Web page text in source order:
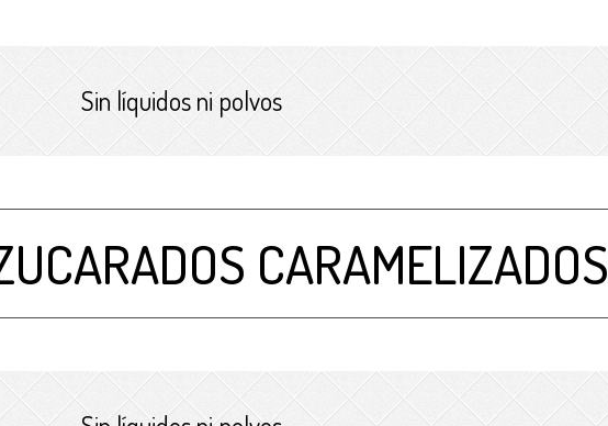
Sin líquidos ni polvos
CARAMELIZADOS